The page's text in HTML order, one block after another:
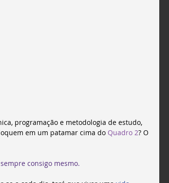
programação e metodologia de estudo,
em um patamar cima do Quadro 2? O
consigo mesmo.